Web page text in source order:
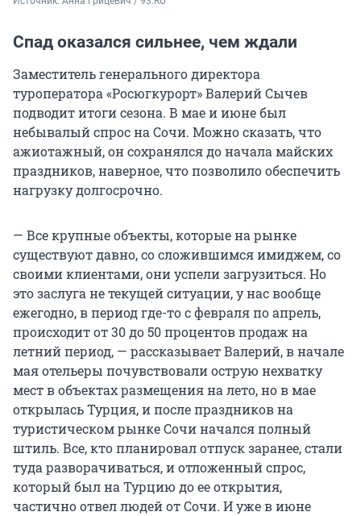
Спад оказался сильнее, чем ждали
Заместитель генерального директора
туроператора «Росюгкурорт» Валерий Сычев
подводит итоги сезона. В мае и июне был
небывалый спрос на Сочи. Можно сказать, что
ажиотажный, он сохранялся до начала майских
праздников, наверное, что позволило обеспечить
нагрузку долгосрочно.
— Все крупные объекты, которые на рынке
существуют давно, со сложившимся имиджем, со
своими клиентами, они успели загрузиться. Но
это заслуга не текущей ситуации, у нас вообще
ежегодно, в период где-то с февраля по апрель,
происходит от 30 до 50 процентов продаж на
летний период, — рассказывает Валерий, в начале
мая отельеры почувствовали острую нехватку
мест в объектах размещения на лето, но в мае
открылась Турция, и после праздников на
туристическом рынке Сочи начался полный
штиль. Все, кто планировал отпуск заранее, стали
туда разворачиваться, и отложенный спрос,
который был на Турцию до ее открытия,
частично отвел людей от Сочи. И уже в июне